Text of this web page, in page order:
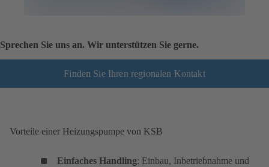
Sprechen Sie uns an. Wir unterstützen Sie gerne.
Finden Sie Ihren regionalen Kontakt
Vorteile einer Heizungspumpe von KSB
Einfaches Handling: Einbau, Inbetriebnahme und